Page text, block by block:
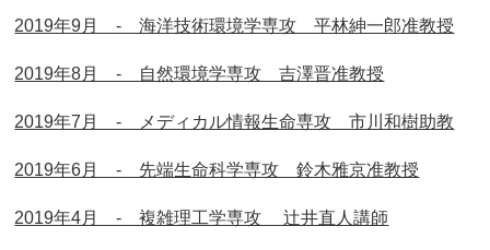
2019年9月 - 海洋技術環境学専攻 平林紳一郎准教授
2019年8月 - 自然環境学専攻 吉澤晋准教授
2019年7月 - メディカル情報生命専攻 市川和樹助教
2019年6月 - 先端生命科学専攻 鈴木雅京准教授
2019年4月 - 複雑理工学専攻 辻井直人講師